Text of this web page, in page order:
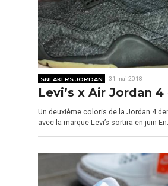
SNEAKERS JORDAN 31 mai 2018
Levi’s x Air Jordan 4
Un deuxième coloris de la Jordan 4
avec la marque Levi’s sortira en juin En…